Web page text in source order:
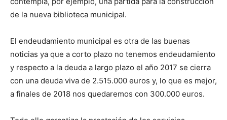
de la nueva biblioteca municipal.
El endeudamiento municipal es otra de las buenas
noticias ya que a corto plazo no tenemos endeudamiento
y respecto a la deuda a largo plazo el año 2017 se cierra
con una deuda viva de 2.515.000 euros y, lo que es mejor,
a finales de 2018 nos quedaremos con 300.000 euros.